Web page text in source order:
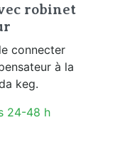
robinet
connecter
à la
keg.
24-48 h